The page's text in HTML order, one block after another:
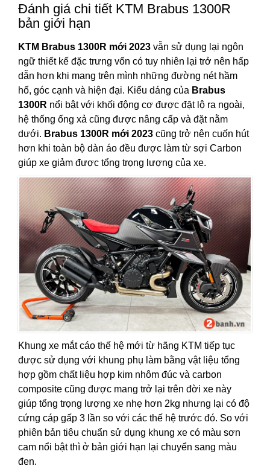
Đánh giá chi tiết KTM Brabus 1300R
bản giới hạn
KTM Brabus 1300R mới 2023 vẫn sử dụng lại ngôn
ngữ thiết kế đặc trưng vốn có tuy nhiên lại trở nên hấp
dẫn hơn khi mang trên mình những đường nét hầm
hố, góc cạnh và hiện đại. Kiểu dáng của Brabus
1300R nổi bật với khối động cơ được đặt lộ ra ngoài,
hệ thống ống xả cũng được nâng cấp và đặt nằm
dưới. Brabus 1300R mới 2023 cũng trở nên cuốn hút
hơn khi toàn bộ dàn áo đều được làm từ sợi Carbon
giúp xe giảm được tổng trọng lượng của xe.
Khung xe mắt cáo thế hệ mới từ hãng KTM tiếp tục
được sử dụng với khung phụ làm bằng vật liệu tổng
hợp gồm chất liệu hợp kim nhôm đúc và carbon
composite cũng được mang trở lại trên đời xe này
giúp tổng trọng lượng xe nhẹ hơn 2kg nhưng lại có độ
cứng cáp gấp 3 lần so với các thế hệ trước đó. So với
phiên bản tiêu chuẩn sử dụng khung xe có màu sơn
cam nổi bật thì ở bản giới hạn lại chuyển sang màu
đen.